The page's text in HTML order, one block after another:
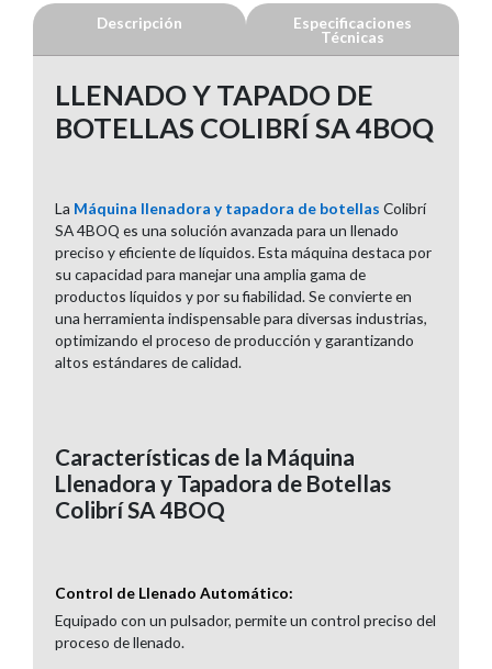
Descripción Especificaciones
Técnicas
LLENADO Y TAPADO DE
BOTELLAS COLIBRÍ SA 4BOQ
La Máquina llenadora y tapadora de botellas Colibrí
SA 4BOQ es una solución avanzada para un llenado
preciso y eficiente de líquidos. Esta máquina destaca por
su capacidad para manejar una amplia gama de
productos líquidos y por su fiabilidad. Se convierte en
una herramienta indispensable para diversas industrias,
optimizando el proceso de producción y garantizando
altos estándares de calidad.
Características de la Máquina
Llenadora y Tapadora de Botellas
Colibrí SA 4BOQ
Control de Llenado Automático:
Equipado con un pulsador, permite un control preciso del
proceso de llenado.